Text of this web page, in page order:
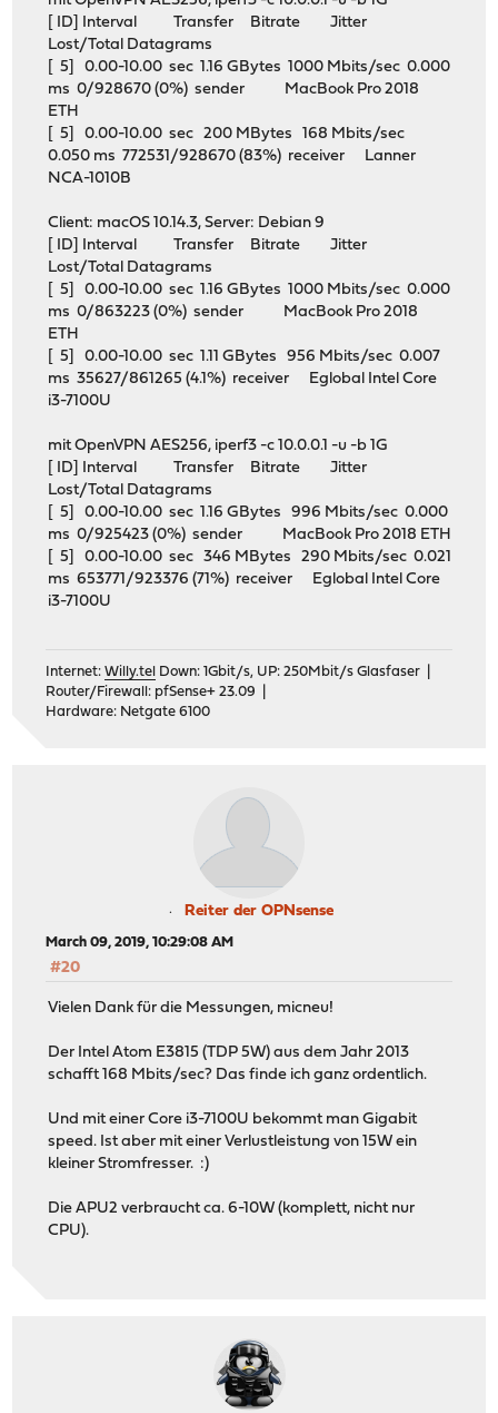
[ ID] Interval Transfer Bitrate Jitter
Lost/Total Datagrams
[ 5] 0.00-10.00 sec 1.16 GBytes 1000 Mbits/sec 0.000
ms 0/928670 (0%) sender MacBook Pro 2018
ETH
[ 5] 0.00-10.00 sec 200 MBytes 168 Mbits/sec
0.050 ms 772531/928670 (83%) receiver Lanner
NCA-1010B
Client: macOS 10.14.3, Server: Debian 9
[ ID] Interval Transfer Bitrate Jitter
Lost/Total Datagrams
[ 5] 0.00-10.00 sec 1.16 GBytes 1000 Mbits/sec 0.000
ms 0/863223 (0%) sender MacBook Pro 2018
ETH
[ 5] 0.00-10.00 sec 1.11 GBytes 956 Mbits/sec 0.007
ms 35627/861265 (4.1%) receiver Eglobal Intel Core
i3-7100U
mit OpenVPN AES256, iperf3 -c 10.0.0.1 -u -b 1G
[ ID] Interval Transfer Bitrate Jitter
Lost/Total Datagrams
[ 5] 0.00-10.00 sec 1.16 GBytes 996 Mbits/sec 0.000
ms 0/925423 (0%) sender MacBook Pro 2018 ETH
[ 5] 0.00-10.00 sec 346 MBytes 290 Mbits/sec 0.021
ms 653771/923376 (71%) receiver Eglobal Intel Core
i3-7100U
Internet:Willy.tel
Down: 1Gbit/s, UP: 250Mbit/s Glasfaser |
Router/Firewall: pfSense+ 23.09 |
Hardware: Netgate 6100
Reiter der OPNsense
March 09, 2019, 10:29:08 AM
#20
Vielen Dank für die Messungen, micneu!
Der Intel Atom E3815 (TDP 5W) aus dem Jahr 2013
schafft 168 Mbits/sec? Das finde ich ganz ordentlich.
Und mit einer Core i3-7100U bekommt man Gigabit
speed. Ist aber mit einer Verlustleistung von 15W ein
kleiner Stromfresser. :)
Die APU2 verbraucht ca. 6-10W (komplett, nicht nur
CPU).